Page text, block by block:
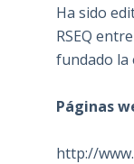
Ha sido
RSEQ
fundado la
Páginas
http://